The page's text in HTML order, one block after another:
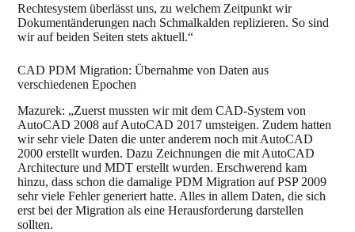
Rechtesystem überlässt uns, zu welchem Zeitpunkt wir
Dokumentänderungen nach Schmalkalden replizieren. So sind
wir auf beiden Seiten stets aktuell.“
CAD PDM Migration: Übernahme von Daten aus
verschiedenen Epochen
Mazurek: „Zuerst mussten wir mit dem CAD-System von
AutoCAD 2008 auf AutoCAD 2017 umsteigen. Zudem hatten
wir sehr viele Daten die unter anderem noch mit AutoCAD
2000 erstellt wurden. Dazu Zeichnungen die mit AutoCAD
Architecture und MDT erstellt wurden. Erschwerend kam
hinzu, dass schon die damalige PDM Migration auf PSP 2009
sehr viele Fehler generiert hatte. Alles in allem Daten, die sich
erst bei der Migration als eine Herausforderung darstellen
sollten.